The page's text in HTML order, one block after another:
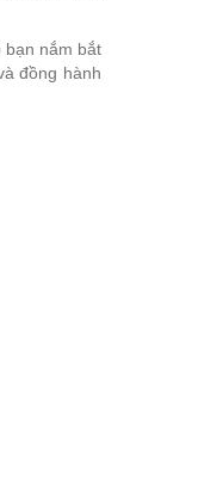
bạn nắm bắt
đồng hành